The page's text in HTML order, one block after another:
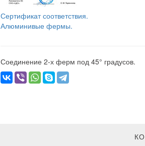
Сертификат соответствия.
Алюминивые фермы.
Соединение 2-х ферм под 45° градусов.